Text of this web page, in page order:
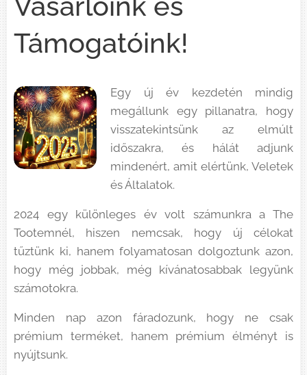
Támogatóink!
Egy új év kezdetén mindig
megállunk egy pillanatra, hogy
visszatekintsünk az elmúlt
időszakra, és hálát adjunk
mindenért, amit elértünk, Veletek
és Általatok.
2024 egy különleges év volt számunkra a The
Tootemnél, hiszen nemcsak, hogy új célokat
tűztünk ki, hanem folyamatosan dolgoztunk azon,
hogy még jobbak, még kívánatosabbak legyünk
számotokra.
Minden nap azon fáradozunk, hogy ne csak
prémium terméket, hanem prémium élményt is
nyújtsunk.